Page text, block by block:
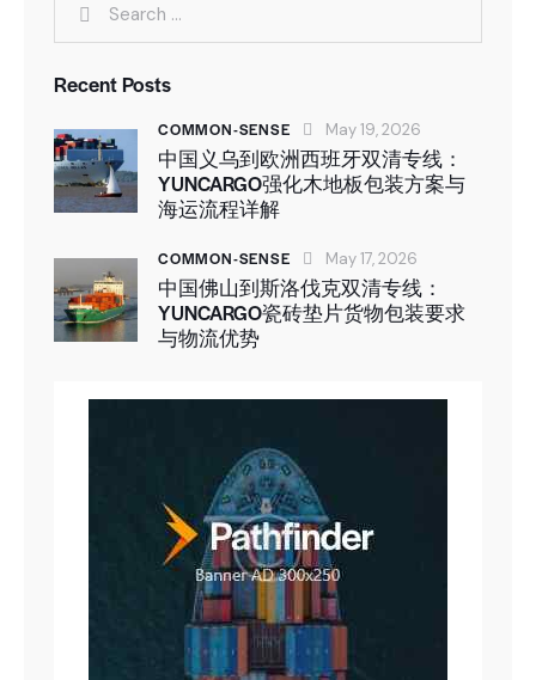
Recent Posts
COMMON-SENSE May 19, 2026
中国义乌到欧洲西班牙双清专线：
YUNCARGO强化木地板包装方案与
海运流程详解
COMMON-SENSE May 17, 2026
中国佛山到斯洛伐克双清专线：
YUNCARGO瓷砖垫片货物包装要求
与物流优势